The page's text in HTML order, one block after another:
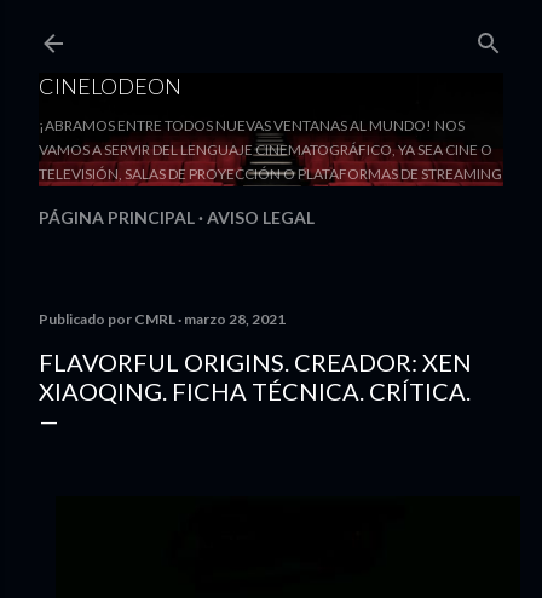
CINELODEON
¡ABRAMOS ENTRE TODOS NUEVAS VENTANAS AL MUNDO! NOS
VAMOS A SERVIR DEL LENGUAJE CINEMATOGRÁFICO, YA SEA CINE O
TELEVISIÓN, SALAS DE PROYECCIÓN O PLATAFORMAS DE STREAMING
PÁGINA PRINCIPAL AVISO LEGAL
Publicado por CMRL marzo 28, 2021
FLAVORFUL ORIGINS. CREADOR: XEN
XIAOQING. FICHA TÉCNICA. CRÍTICA.